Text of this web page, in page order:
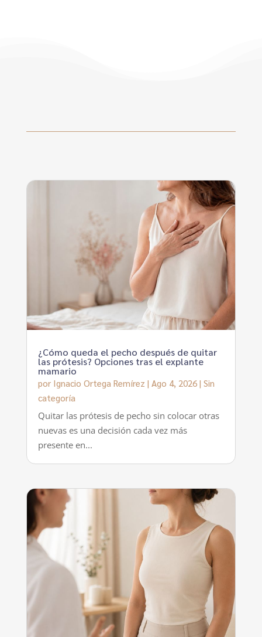
¿Cómo queda el pecho después de quitar
las prótesis? Opciones tras el explante
mamario
por Ignacio Ortega Remírez | Ago 4, 2026| Sin
categoría
Quitar las prótesis de pecho sin colocar otras
nuevas es una decisión cada vez más
presente en...